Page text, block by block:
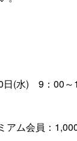
(水) 9：00～
ム会員：